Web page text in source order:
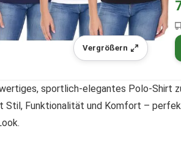
Vergrößern
sportlich-elegantes Polo-Shirt
Stil, Funktionalität und Komfort –